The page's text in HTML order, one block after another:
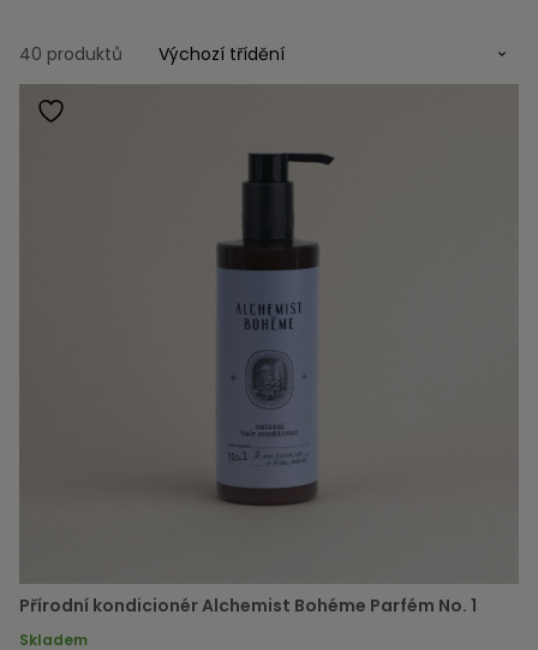
40 produktů
Přírodní kondicionér Alchemist Bohéme Parfém No. 1
Skladem